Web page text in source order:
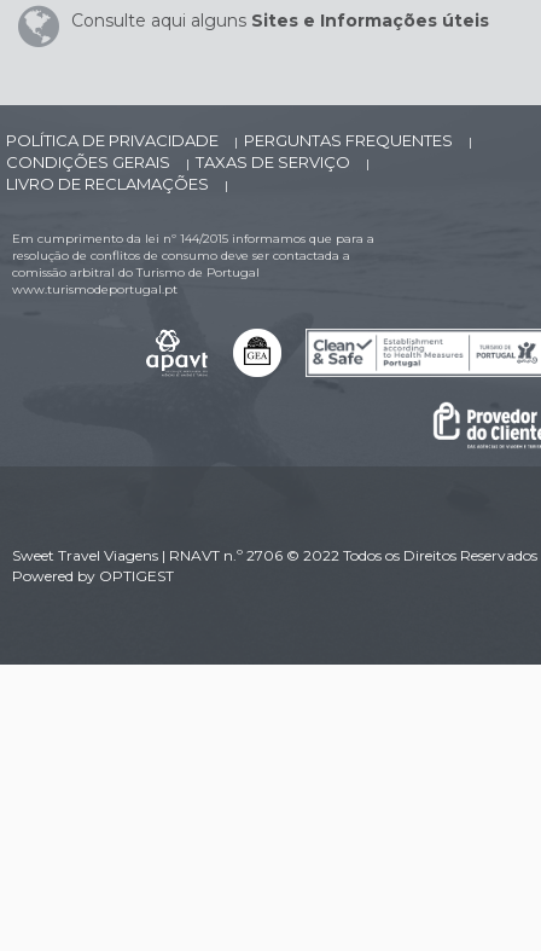
Consulte aqui alguns Sites e Informações úteis
POLÍTICA DE PRIVACIDADE | PERGUNTAS FREQUENTES |
CONDIÇÕES GERAIS | TAXAS DE SERVIÇO |
LIVRO DE RECLAMAÇÕES |
Em cumprimento da lei nº 144/2015 informamos que para a
resolução de conflitos de consumo deve ser contactada a
comissão arbitral do Turismo de Portugal
www.turismodeportugal.pt
Sweet Travel Viagens | RNAVT n.º 2706 © 2022 Todos os Direitos Reservados
Powered by OPTIGEST